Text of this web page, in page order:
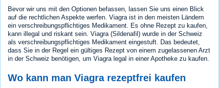
Bevor wir uns mit den Optionen befassen, lassen Sie uns einen Blick
auf die rechtlichen Aspekte werfen. Viagra ist in den meisten Ländern
ein verschreibungspflichtiges Medikament. Es ohne Rezept zu kaufen,
kann illegal und riskant sein. Viagra (Sildenafil) wurde in der Schweiz
als verschreibungspflichtiges Medikament eingestuft. Das bedeutet,
dass Sie in der Regel ein gültiges Rezept von einem zugelassenen Arzt
in der Schweiz benötigen, um Viagra legal in einer Apotheke zu kaufen.
Wo kann man Viagra rezeptfrei kaufen